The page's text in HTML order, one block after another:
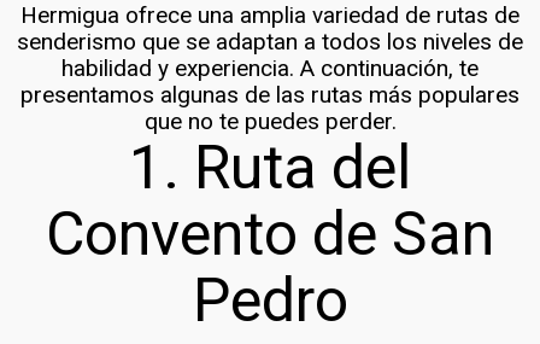
Hermigua ofrece una amplia variedad de rutas de
senderismo que se adaptan a todos los niveles de
habilidad y experiencia. A continuación, te
presentamos algunas de las rutas más populares
que no te puedes perder.
1. Ruta del
Convento de San
Pedro